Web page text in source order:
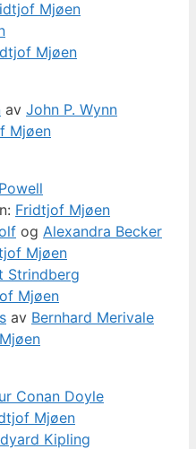
Mjøen
Mjøen
av John P. Wynn
Mjøen
Fridtjof Mjøen
og Alexandra Becker
Mjøen
Strindberg
Mjøen
av Bernhard Merivale
Conan Doyle
Mjøen
Kipling